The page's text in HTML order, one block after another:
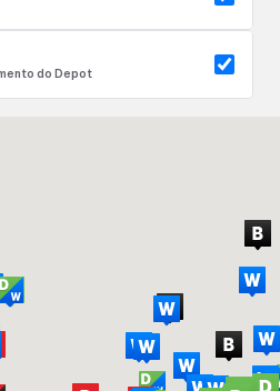
do Depot